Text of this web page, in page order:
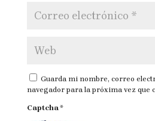
Guarda mi nombre, correo
navegador para la próxima vez que
Captcha*